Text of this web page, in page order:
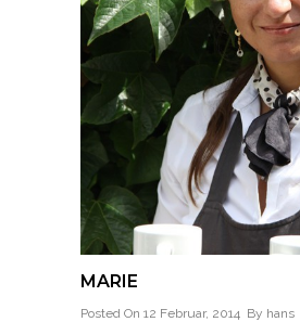
MARIE
Posted On 12 Februar, 2014 By hans